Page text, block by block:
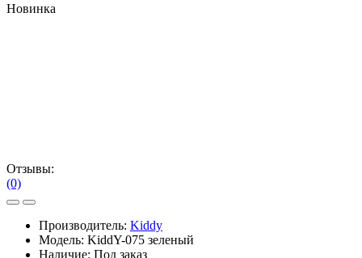
Новинка
Отзывы:
(0)
Производитель: Kiddy
Модель: KiddY-075 зеленый
Наличие: Под заказ